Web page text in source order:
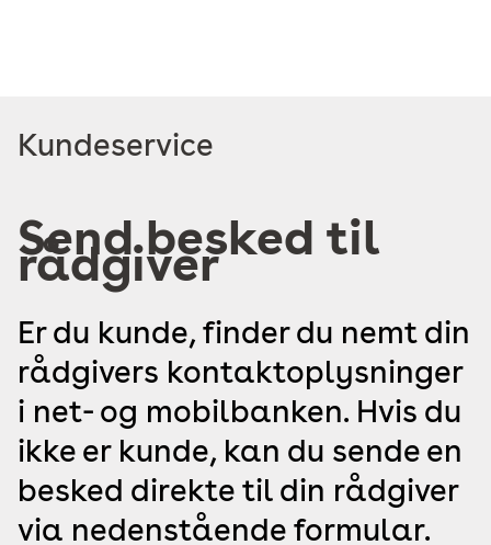
Read
Kundeservice
Send besked til
rådgiver
Er du kunde, finder du nemt din
rådgivers kontaktoplysninger
i net- og mobilbanken. Hvis du
ikke er kunde, kan du sende en
besked direkte til din rådgiver
via nedenstående formular.